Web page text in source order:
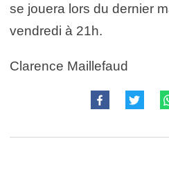
se jouera lors du dernier
vendredi à 21h.
Clarence Maillefaud